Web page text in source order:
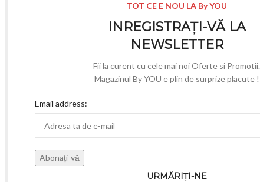
TOT CE E NOU LA By YOU
INREGISTRAȚI-VĂ LA
NEWSLETTER
Fii la curent cu cele mai noi Oferte si Promotii.
Magazinul By YOU e plin de surprize placute !
Email address:
URMĂRIȚI-NE